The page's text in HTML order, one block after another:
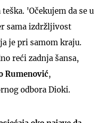
'Očekujem da se u
sama izdržljivost
je pri samom kraju.
reći zadnja šansa,
Rumenović,
odbora Dioki.